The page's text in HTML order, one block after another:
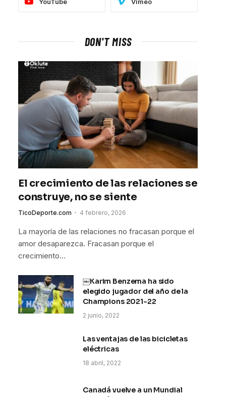
DON'T MISS
El crecimiento de las relaciones se
construye, no se siente
TicoDeporte.com 4 febrero, 2026
La mayoría de las relaciones no fracasan porque el
amor desaparezca. Fracasan porque el
crecimiento…
￼Karim Benzema ha sido
elegido jugador del año de la
Champions 2021-22
2 junio, 2022
Las ventajas de las bicicletas
eléctricas
18 abril, 2022
Canadá vuelve a un Mundial